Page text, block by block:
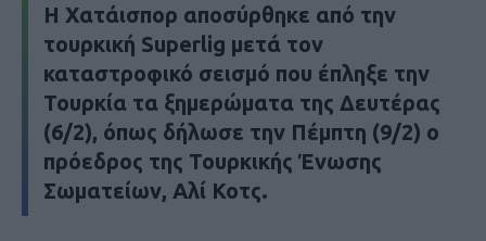
Η Χατάισπορ αποσύρθηκε από την
τουρκική Superlig μετά τον
καταστροφικό σεισμό που έπληξε την
Τουρκία τα ξημερώματα της Δευτέρας
(6/2), όπως δήλωσε την Πέμπτη (9/2) ο
πρόεδρος της Τουρκικής Ένωσης
Σωματείων, Αλί Κοτς.